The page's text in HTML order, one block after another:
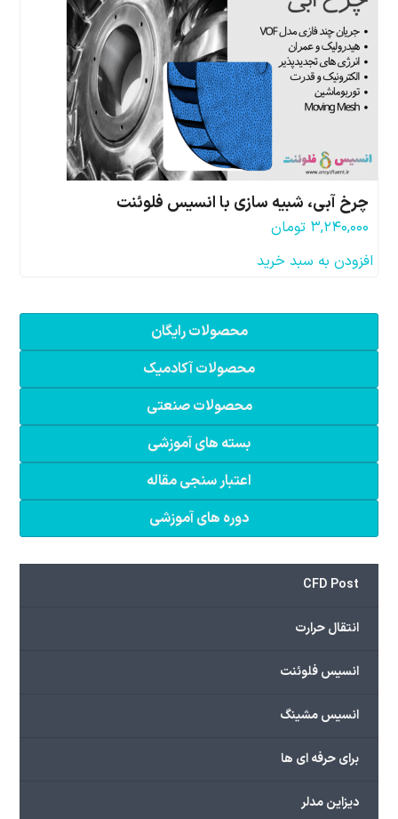
چرخ آبی، شبیه سازی با انسیس فلوئنت
۳,۲۴۰,۰۰۰ تومان
افزودن به سبد خرید
محصولات رایگان
محصولات آکادمیک
محصولات صنعتی
بسته های آموزشی
اعتبار سنجی مقاله
دوره های آموزشی
CFD Post
انتقال حرارت
انسیس فلوئنت
انسیس مشینگ
برای حرفه ای ها
دیزاین مدلر